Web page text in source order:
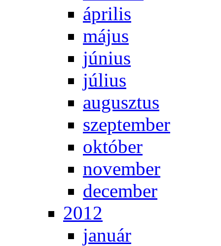
áp­ri­lis
má­jus
jú­ni­us
jú­li­us
au­gusz­tus
szep­tem­ber
ok­tó­ber
no­vem­ber
de­cem­ber
2012
ja­nu­ár